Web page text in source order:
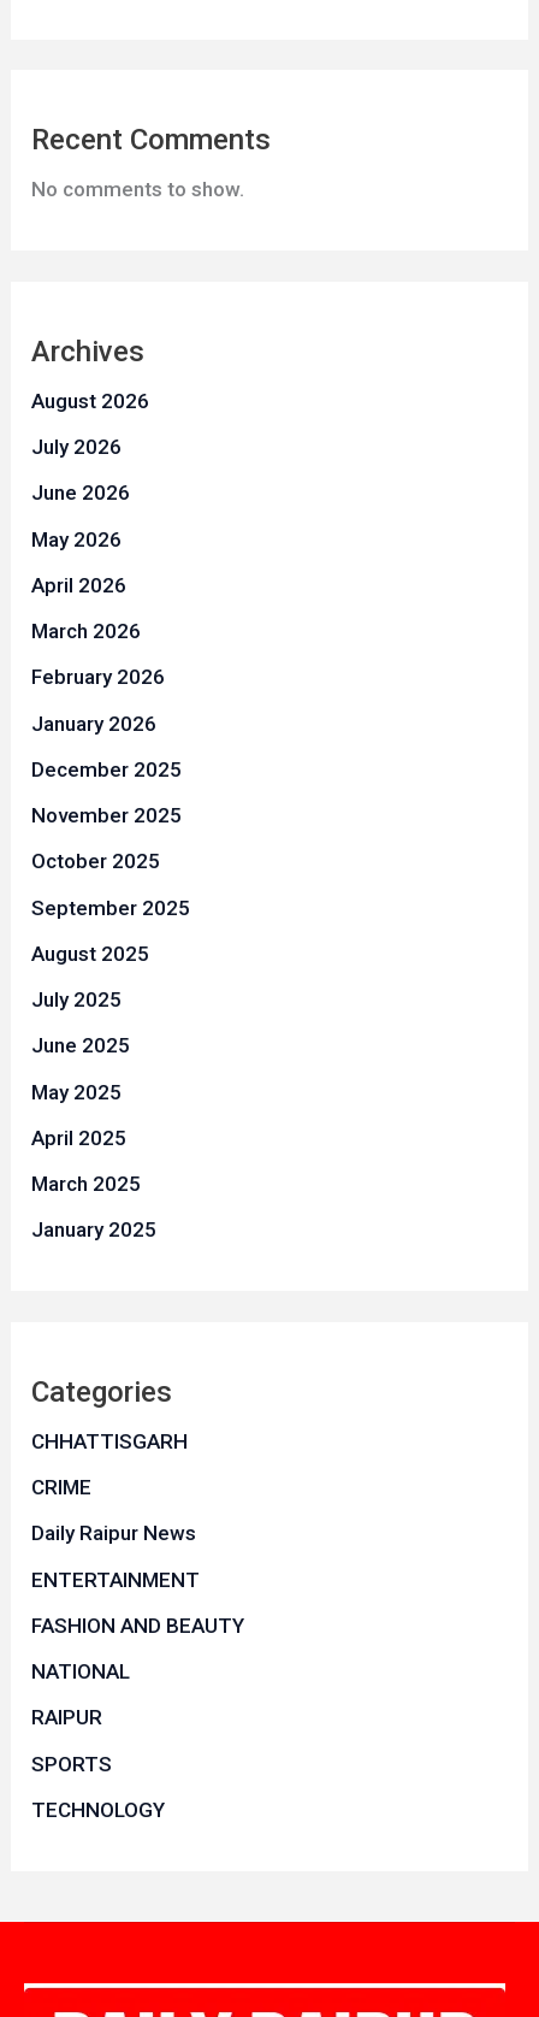
Recent Comments
No comments to show.
Archives
August 2026
July 2026
June 2026
May 2026
April 2026
March 2026
February 2026
January 2026
December 2025
November 2025
October 2025
September 2025
August 2025
July 2025
June 2025
May 2025
April 2025
March 2025
January 2025
Categories
CHHATTISGARH
CRIME
Daily Raipur News
ENTERTAINMENT
FASHION AND BEAUTY
NATIONAL
RAIPUR
SPORTS
TECHNOLOGY